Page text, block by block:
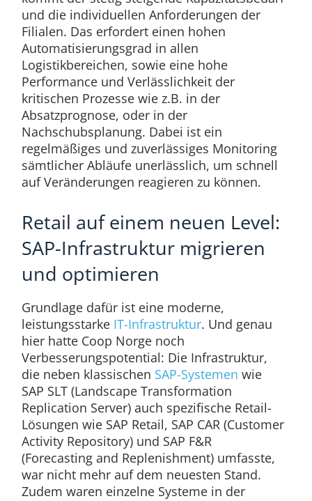
und die individuellen Anforderungen der
Filialen. Das erfordert einen hohen
Automatisierungsgrad in allen
Logistikbereichen, sowie eine hohe
Performance und Verlässlichkeit der
kritischen Prozesse wie z.B. in der
Absatzprognose, oder in der
Nachschubsplanung. Dabei ist ein
regelmäßiges und zuverlässiges Monitoring
sämtlicher Abläufe unerlässlich, um schnell
auf Veränderungen reagieren zu können.
Retail auf einem neuen Level:
SAP-Infrastruktur migrieren
und optimieren
Grundlage dafür ist eine moderne,
leistungsstarke IT-Infrastruktur. Und genau
hier hatte Coop Norge noch
Verbesserungspotential: Die Infrastruktur,
die neben klassischen SAP-Systemen wie
SAP SLT (Landscape Transformation
Replication Server) auch spezifische Retail-
Lösungen wie SAP Retail, SAP CAR (Customer
Activity Repository) und SAP F&R
(Forecasting and Replenishment) umfasste,
war nicht mehr auf dem neuesten Stand.
Zudem waren einzelne Systeme in der